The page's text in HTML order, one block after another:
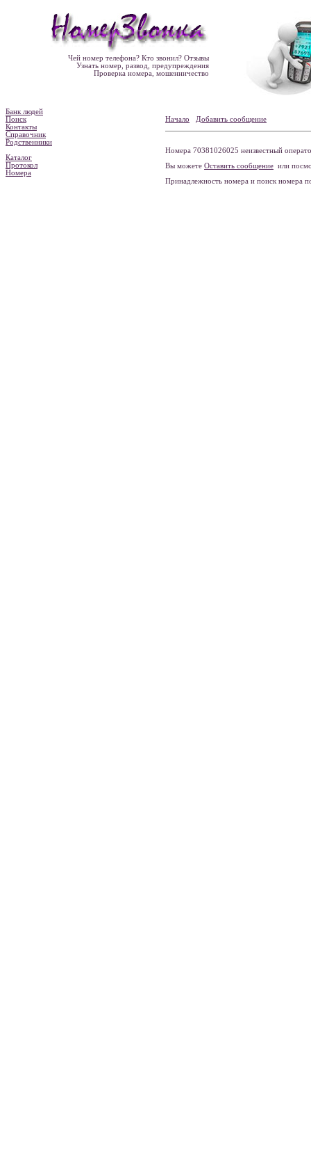
Чей номер телефона? Кто звонил? Отзывы
Узнать номер, развод, предупреждения
Проверка номера, мошенничество
Банк людей
Поиск
Контакты
Справочник
Родственники
Каталог
Протокол
Номера
Начало Добавить сообщение
Номера 70381026025 неизвестный
Вы можете Оставить сообщение или
Принадлежность номера и поиск номера